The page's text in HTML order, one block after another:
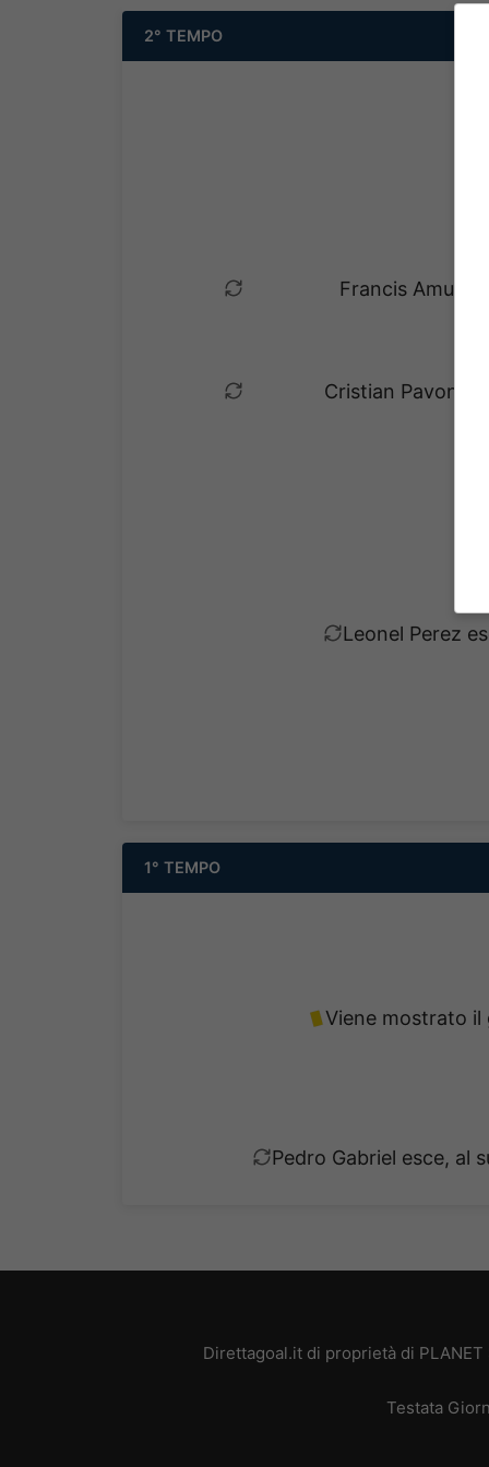
2° TEMPO
Francis Amuzu
Cristian Pavon
Leonel Perez
1° TEMPO
Viene mostrato il
Pedro Gabriel esce, al
Direttagoal.it di proprietà di PLANET
Testata